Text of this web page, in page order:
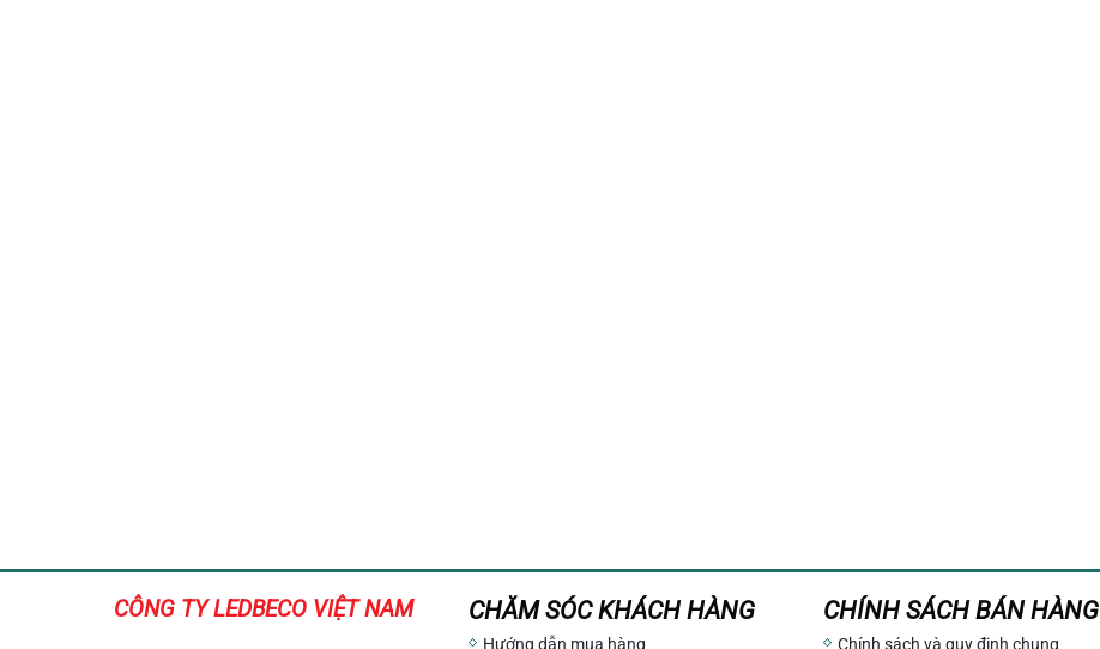
CÔNG TY LEDBECO VIỆT NAM CHĂM SÓC KHÁCH HÀNG
Hướng dẫn mua hàng
CHÍNH SÁCH BÁN HÀNG
Chính sách và quy định chung